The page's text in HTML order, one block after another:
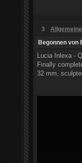
3
Begonnen von
Lucia Inlexa -
Finally
32 mm,